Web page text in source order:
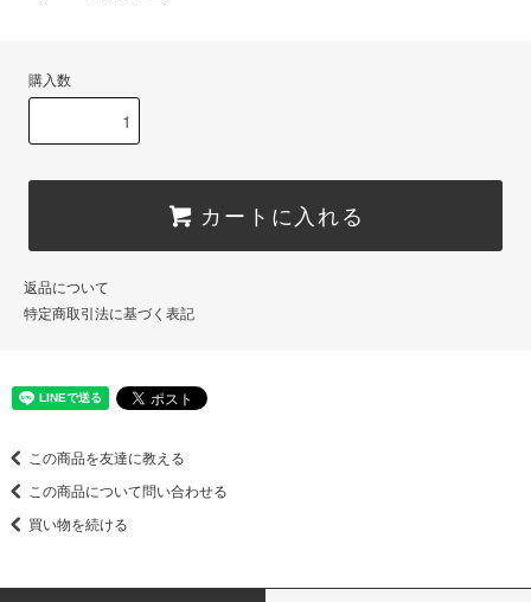
購入数
カートに入れる
返品について
特定商取引法に基づく表記
この商品を友達に教える
この商品について問い合わせる
買い物を続ける